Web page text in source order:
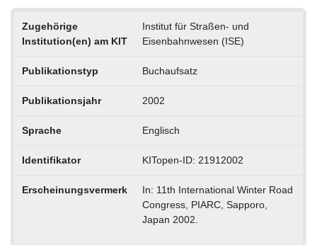
Zugehörige
Institution(en) am KIT
Institut für Straßen- und
Eisenbahnwesen (ISE)
Publikationstyp Buchaufsatz
Publikationsjahr 2002
Sprache Englisch
Identifikator KITopen-ID: 21912002
Erscheinungsvermerk
In: 11th International Winter Road
Congress, PIARC, Sapporo,
Japan 2002.